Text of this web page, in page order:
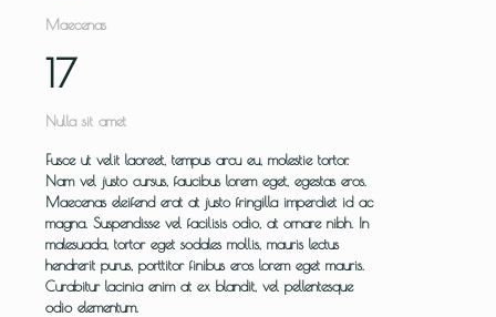
Maecenas
17
Nulla sit amet
Fusce ut velit laoreet, tempus arcu eu, molestie tortor.
Nam vel justo cursus, faucibus lorem eget, egestas eros.
Maecenas eleifend erat at justo fringilla imperdiet id ac
magna. Suspendisse vel facilisis odio, at ornare nibh. In
malesuada, tortor eget sodales mollis, mauris lectus
hendrerit purus, porttitor finibus eros lorem eget mauris.
Curabitur lacinia enim at ex blandit, vel pellentesque
odio elementum.